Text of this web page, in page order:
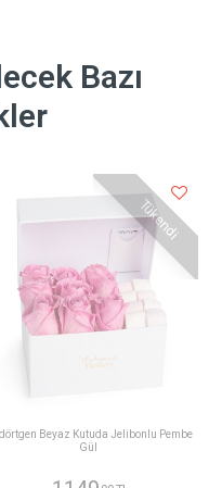
Bazı
Tükendi
Beyaz Kutuda Jelibonlu Pembe
Gül